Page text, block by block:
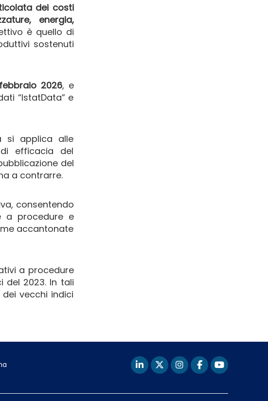
dei costi
energia,
è quello di
sostenuti
2026, e
“IstatData” e
si applica alle
efficacia del
del
a contrarre.
consentendo
a procedure e
accantonate
a procedure
del 2023. In tali
vecchi indici